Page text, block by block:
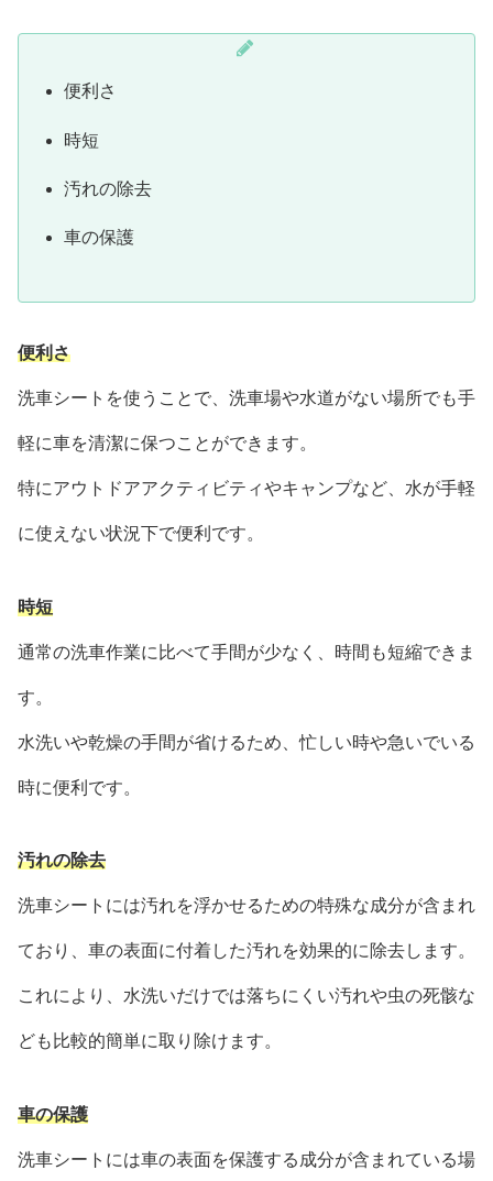
便利さ
時短
汚れの除去
車の保護
便利さ
洗車シートを使うことで、洗車場や水道がない場所でも手
軽に車を清潔に保つことができます。
特にアウトドアアクティビティやキャンプなど、水が手軽
に使えない状況下で便利です。
時短
通常の洗車作業に比べて手間が少なく、時間も短縮できま
す。
水洗いや乾燥の手間が省けるため、忙しい時や急いでいる
時に便利です。
汚れの除去
洗車シートには汚れを浮かせるための特殊な成分が含まれ
ており、車の表面に付着した汚れを効果的に除去します。
これにより、水洗いだけでは落ちにくい汚れや虫の死骸な
ども比較的簡単に取り除けます。
車の保護
洗車シートには車の表面を保護する成分が含まれている場